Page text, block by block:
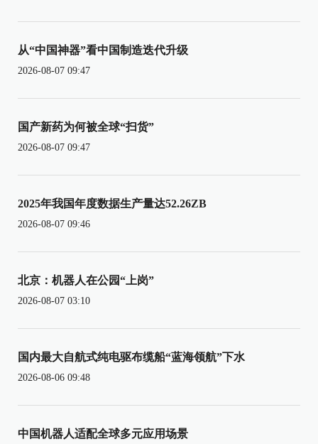
从“中国神器”看中国制造迭代升级
2026-08-07 09:47
国产新药为何被全球“扫货”
2026-08-07 09:47
2025年我国年度数据生产量达52.26ZB
2026-08-07 09:46
北京：机器人在公园“上岗”
2026-08-07 03:10
国内最大自航式纯电驱布缆船“蓝海领航”下水
2026-08-06 09:48
中国机器人适配全球多元应用场景